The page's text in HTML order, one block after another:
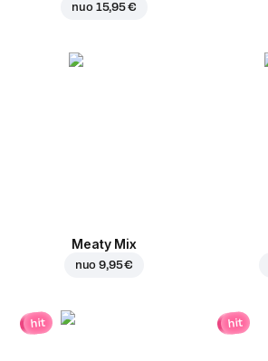
nuo 15,95 €
Meaty Mix
nuo9,95 €
hit hit